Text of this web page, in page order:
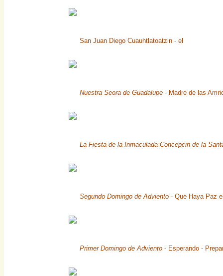
San Juan Diego Cuauhtlatoatzin - el
Nuestra Seora de Guadalupe - Madre de las
La Fiesta de la Inmaculada Concepcin de la
Segundo Domingo de Adviento - Que Haya Paz
Primer Domingo de Adviento - Esperando -